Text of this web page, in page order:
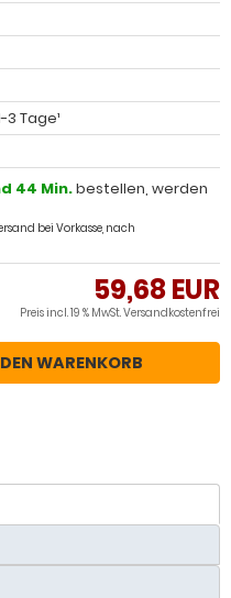
Tage¹
44 Min.bestellen, werden
bei Vorkasse, nach
59,68 EUR
Preis incl. 19 % MwSt.Versandkostenfrei
WARENKORB